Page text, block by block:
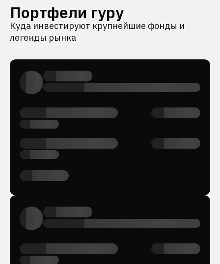
Портфели гуру
Куда инвестируют крупнейшие фонды и
легенды рынка